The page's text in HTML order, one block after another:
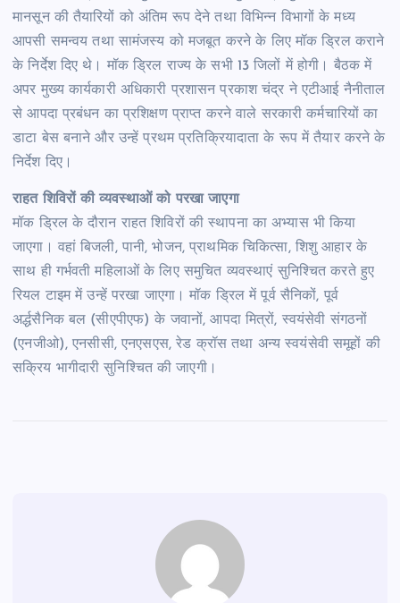
मानसून की तैयारियों को अंतिम रूप देने तथा विभिन्न विभागों के मध्य
आपसी समन्वय तथा सामंजस्य को मजबूत करने के लिए मॉक ड्रिल कराने
के निर्देश दिए थे। मॉक ड्रिल राज्य के सभी 13 जिलों में होगी। बैठक में
अपर मुख्य कार्यकारी अधिकारी प्रशासन प्रकाश चंद्र ने एटीआई नैनीताल
से आपदा प्रबंधन का प्रशिक्षण प्राप्त करने वाले सरकारी कर्मचारियों का
डाटा बेस बनाने और उन्हें प्रथम प्रतिक्रियादाता के रूप में तैयार करने के
निर्देश दिए।
राहत शिविरों की व्यवस्थाओं को परखा जाएगा
मॉक ड्रिल के दौरान राहत शिविरों की स्थापना का अभ्यास भी किया
जाएगा। वहां बिजली, पानी, भोजन, प्राथमिक चिकित्सा, शिशु आहार के
साथ ही गर्भवती महिलाओं के लिए समुचित व्यवस्थाएं सुनिश्चित करते हुए
रियल टाइम में उन्हें परखा जाएगा। मॉक ड्रिल में पूर्व सैनिकों, पूर्व
अर्द्धसैनिक बल (सीएपीएफ) के जवानों, आपदा मित्रों, स्वयंसेवी संगठनों
(एनजीओ), एनसीसी, एनएसएस, रेड क्रॉस तथा अन्य स्वयंसेवी समूहों की
सक्रिय भागीदारी सुनिश्चित की जाएगी।